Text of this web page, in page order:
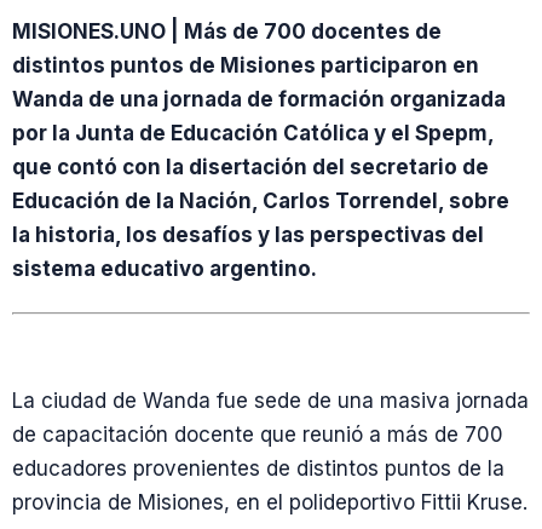
MISIONES.UNO | Más de 700 docentes de
distintos puntos de Misiones participaron en
Wanda de una jornada de formación organizada
por la Junta de Educación Católica y el Spepm,
que contó con la disertación del secretario de
Educación de la Nación, Carlos Torrendel, sobre
la historia, los desafíos y las perspectivas del
sistema educativo argentino.
La ciudad de Wanda fue sede de una masiva jornada
de capacitación docente que reunió a más de 700
educadores provenientes de distintos puntos de la
provincia de Misiones, en el polideportivo Fittii Kruse.